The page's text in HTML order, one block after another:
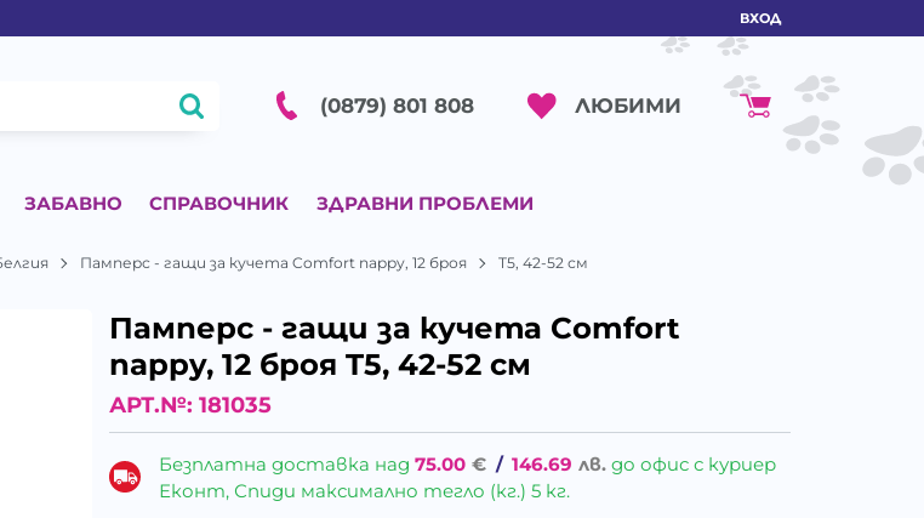
ВХОД
(0879) 801 808 ЛЮБИМИ
ЗАБАВНО СПРАВОЧНИК ЗДРАВНИ ПРОБЛЕМИ
Памперс - гащи за кучета Comfort nappy, 12 броя T5, 42-52 см
Памперс - гащи за кучета Comfort
nappy, 12 броя T5, 42-52 см
АРТ.№: 181035
Безплатна доставка над75.00 € / 146.69 лв. до офис с куриер
Еконт, Спиди максимално тегло (кг.) 5 кг.